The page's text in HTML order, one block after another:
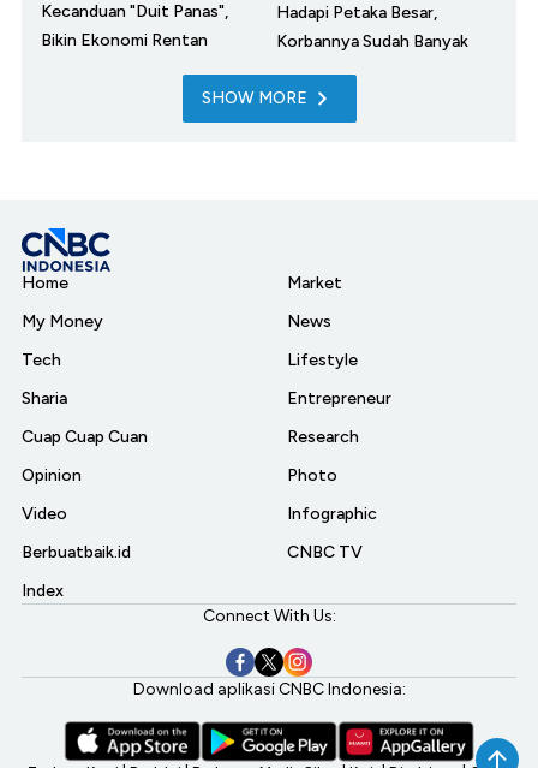
Kecanduan "Duit Panas",
Bikin Ekonomi Rentan
Hadapi Petaka Besar,
Korbannya Sudah Banyak
SHOW MORE
Home
My Money
Tech
Sharia
Cuap Cuap Cuan
Opinion
Video
Berbuatbaik.id
Index
Market
News
Lifestyle
Entrepreneur
Research
Photo
Infographic
CNBC TV
Connect With Us:
Download aplikasi CNBC Indonesia: